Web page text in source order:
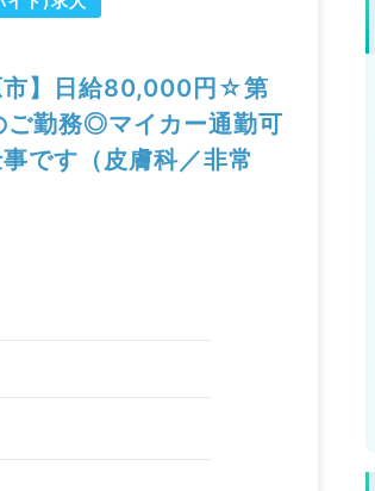
市】日給80,000円☆第
ご勤務◎マイカー通勤可
です（皮膚科／非常